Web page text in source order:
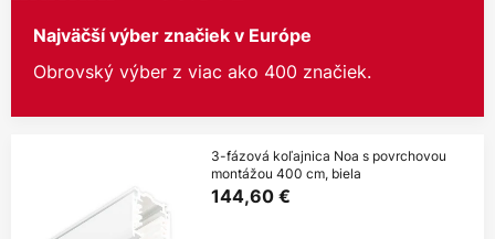
Najväčší výber značiek v Európe
Obrovský výber z viac ako 400 značiek.
3-fázová koľajnica Noa s povrchovou
montážou 400 cm, biela
144,60 €